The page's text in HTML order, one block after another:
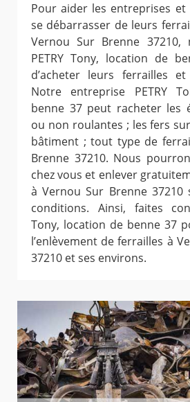
Pour aider les entreprises
se débarrasser de leurs
Vernou Sur Brenne 37210,
PETRY Tony, location de
d’acheter leurs ferrailles
Notre entreprise PETRY
benne 37 peut racheter les
ou non roulantes ; les fers
bâtiment ; tout type de
Brenne 37210. Nous
chez vous et enlever
à Vernou Sur Brenne 37210
conditions. Ainsi, faites
Tony, location de benne 37
l’enlèvement de ferrailles à
37210 et ses environs.